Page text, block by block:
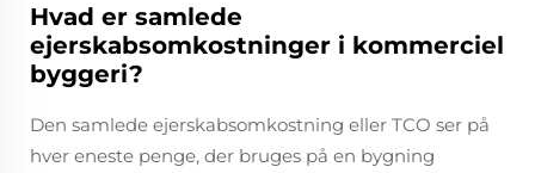
Hvad er samlede
ejerskabsomkostninger i kommerciel
byggeri?
Den samlede ejerskabsomkostning eller TCO ser på
hver eneste penge, der bruges på en bygning